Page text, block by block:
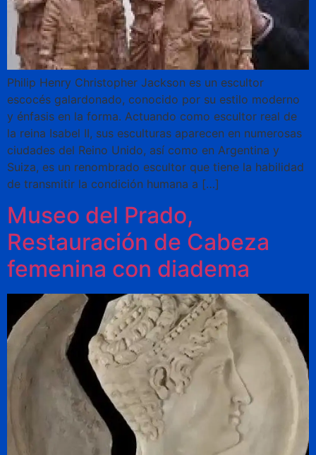
Philip Henry Christopher Jackson es un escultor
escocés galardonado, conocido por su estilo moderno
y énfasis en la forma. Actuando como escultor real de
la reina Isabel II, sus esculturas aparecen en numerosas
ciudades del Reino Unido, así como en Argentina y
Suiza, es un renombrado escultor que tiene la habilidad
de transmitir la condición humana a […]
Museo del Prado,
Restauración de Cabeza
femenina con diadema